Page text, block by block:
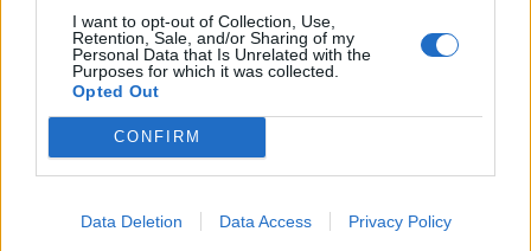
I want to opt-out of Collection, Use,
Retention, Sale, and/or Sharing of my
Personal Data that Is Unrelated with the
Purposes for which it was collected.
Opted Out
CONFIRM
Data Deletion Data Access Privacy Policy
Διάβασε σχετικά
"Οι πολίτες απαιτούν να φθάσει το μαχαίρι
στο κόκκαλο για τον ΟΠΕΚΕΠΕ!" (ηχητ.)
Χρήστος Λαμπρόπουλος: "Το γενικό συμφέρον
είναι πάνω από το ιδιωτικό" (ηχητ.)